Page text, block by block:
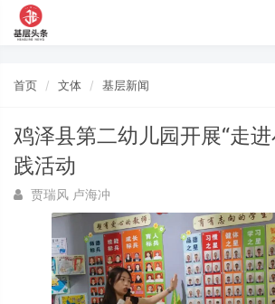
首页 文体 基层新闻
鸡泽县第二幼儿园开展“走
践活动
贾瑞风 卢海冲